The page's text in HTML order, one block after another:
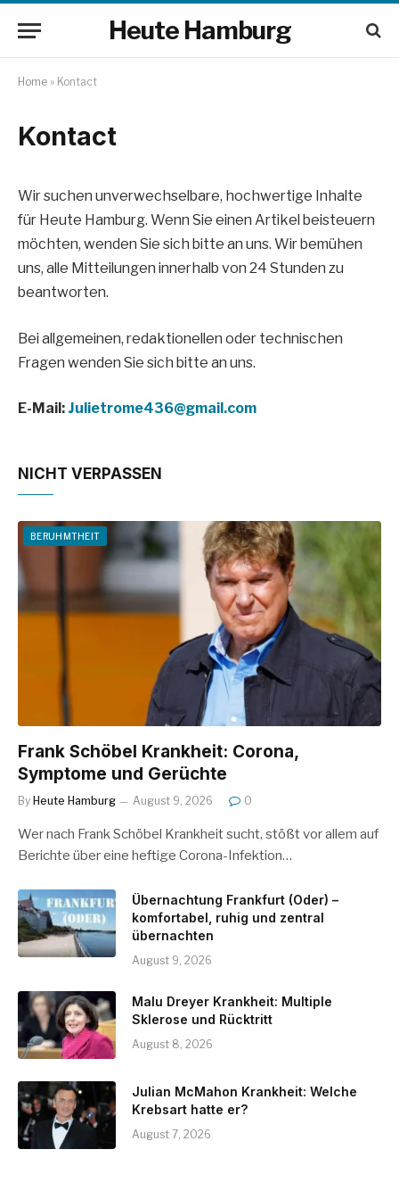
Heute Hamburg
Home » Kontact
Kontact
Wir suchen unverwechselbare, hochwertige Inhalte
für Heute Hamburg. Wenn Sie einen Artikel beisteuern
möchten, wenden Sie sich bitte an uns. Wir bemühen
uns, alle Mitteilungen innerhalb von 24 Stunden zu
beantworten.
Bei allgemeinen, redaktionellen oder technischen
Fragen wenden Sie sich bitte an uns.
E-Mail: Julietrome436@gmail.com
NICHT VERPASSEN
BERUHMTHEIT
Frank Schöbel Krankheit: Corona,
Symptome und Gerüchte
By Heute Hamburg August 9, 2026 0
Wer nach Frank Schöbel Krankheit sucht, stößt vor allem auf
Berichte über eine heftige Corona-Infektion…
Übernachtung Frankfurt (Oder) –
komfortabel, ruhig und zentral
übernachten
August 9, 2026
Malu Dreyer Krankheit: Multiple
Sklerose und Rücktritt
August 8, 2026
Julian McMahon Krankheit: Welche
Krebsart hatte er?
August 7, 2026